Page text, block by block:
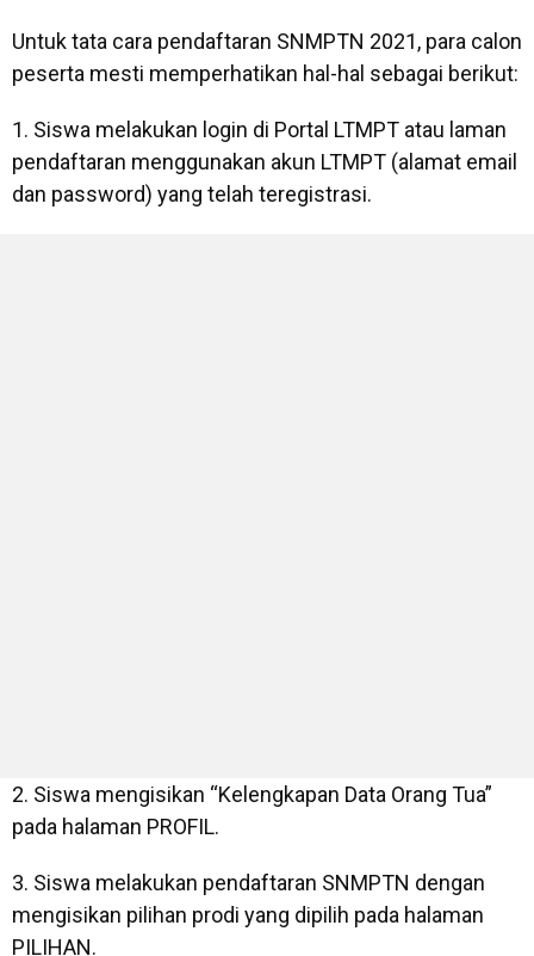
Untuk tata cara pendaftaran SNMPTN 2021, para calon
peserta mesti memperhatikan hal-hal sebagai berikut:
1. Siswa melakukan login di Portal LTMPT atau laman
pendaftaran menggunakan akun LTMPT (alamat email
dan password) yang telah teregistrasi.
2. Siswa mengisikan “Kelengkapan Data Orang Tua”
pada halaman PROFIL.
3. Siswa melakukan pendaftaran SNMPTN dengan
mengisikan pilihan prodi yang dipilih pada halaman
PILIHAN.